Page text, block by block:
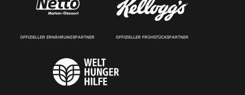
OFFIZIELLER ERNÄHRUNGSPARTNER OFFIZIELLER FRÜHSTÜCKSPARTNER